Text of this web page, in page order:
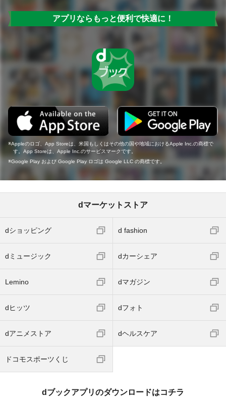
アプリならもっと便利で快適に！
Appleのロゴ、App Storeは、米国もしくはその他の国や地域におけるApple Inc.の商標で
す。App Storeは、Apple Inc.のサービスマークです。
Google Play および Google Play ロゴは Google LLC の商標です。
dマーケットストア
dショッピング d fashion
dミュージック dカーシェア
Lemino dマガジン
dヒッツ dフォト
dアニメストア dヘルスケア
ドコモスポーツくじ
dブックアプリのダウンロードはコチラ